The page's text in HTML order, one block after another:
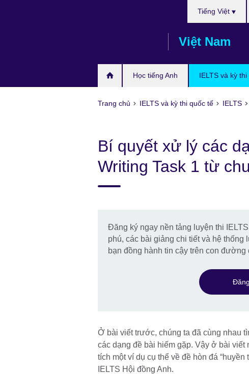
Việt Nam
Học tiếng Anh IELTS và kỳ
Tiếng Việt
Trang chủ IELTS và kỳ thi quốc tế IELTS
Bí quyết xử lý các
Writing Task 1 từ
Đăng ký ngay nền tảng luyện thi
phú, các bài giảng chi tiết và hệ
bạn đồng hành tin cậy trên con đường
Ở bài viết trước, chúng ta đã cùng nhau
các dạng đề bài hiếm gặp. Vậy ở bài viết
tích một ví dụ cụ thể về đề hòn đá
IELTS Hội đồng Anh.